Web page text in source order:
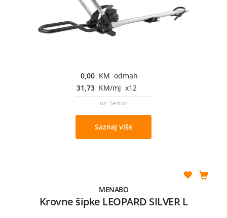
0,00 KM odmah
31,73 KM/mj x12
uz Senior
Saznaj više
MENABO
Krovne šipke LEOPARD SILVER L